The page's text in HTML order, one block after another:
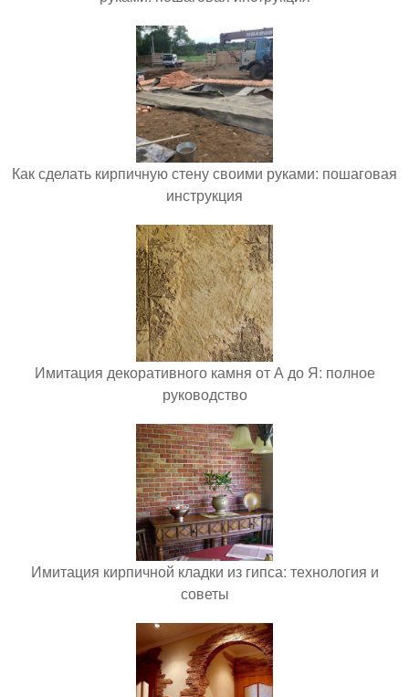
Как сделать кирпичную стену своими руками: пошаговая
инструкция
Имитация декоративного камня от А до Я: полное
руководство
Имитация кирпичной кладки из гипса: технология и
советы